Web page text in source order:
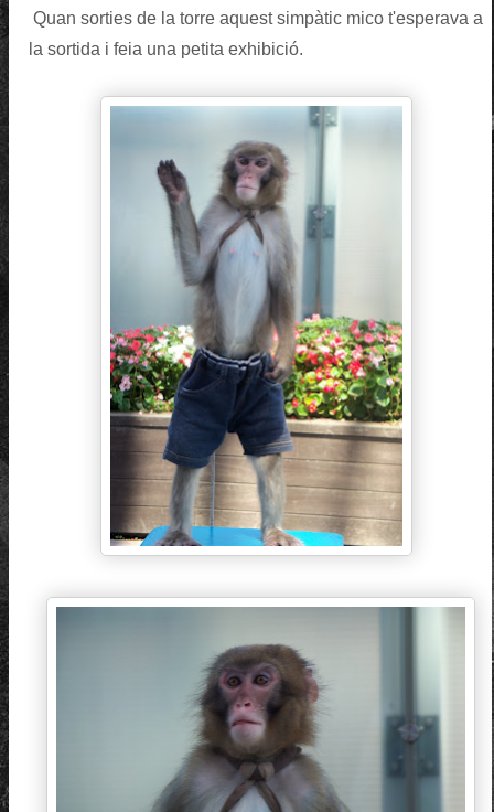
Quan sorties de la torre aquest simpàtic mico t'esperava a
la sortida i feia una petita exhibició.